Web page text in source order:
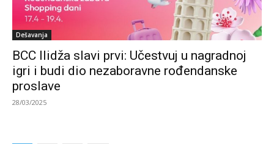
Dešavanja
BCC Ilidža slavi prvi: Učestvuj u nagradnoj
igri i budi dio nezaboravne rođendanske
proslave
28/03/2025